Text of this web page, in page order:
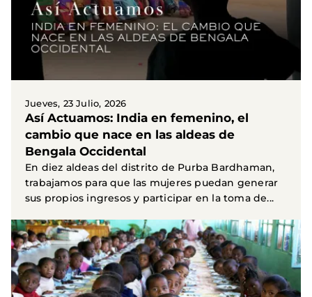
Jueves, 23 Julio, 2026
Así Actuamos: India en femenino, el
cambio que nace en las aldeas de
Bengala Occidental
En diez aldeas del distrito de Purba Bardhaman,
trabajamos para que las mujeres puedan generar
sus propios ingresos y participar en la toma de...